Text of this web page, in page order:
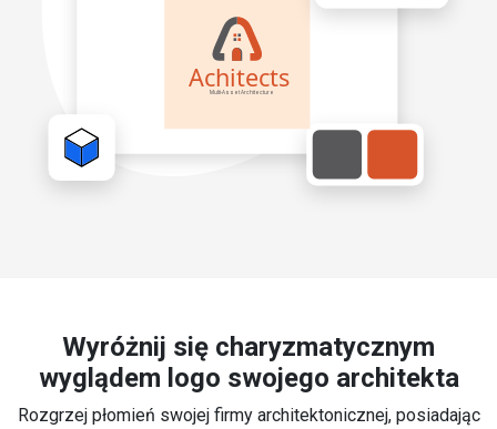
Wyróżnij się charyzmatycznym
wyglądem logo swojego architekta
Rozgrzej płomień swojej firmy architektonicznej, posiadając